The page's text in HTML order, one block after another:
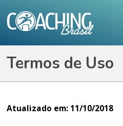
Termos de Uso
Atualizado em: 11/10/2018